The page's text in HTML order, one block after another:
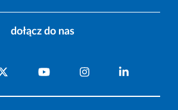
dołącz do nas